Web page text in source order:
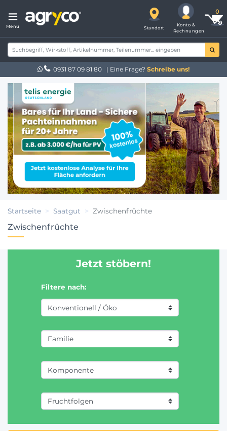
Menü Standort
Konto &
Rechnungen
0931 87 09 81 80 | Eine Frage? Schreibe uns!
Startseite Saatgut Zwischenfrüchte
Zwischenfrüchte
Jetzt stöbern!
Filtere nach: